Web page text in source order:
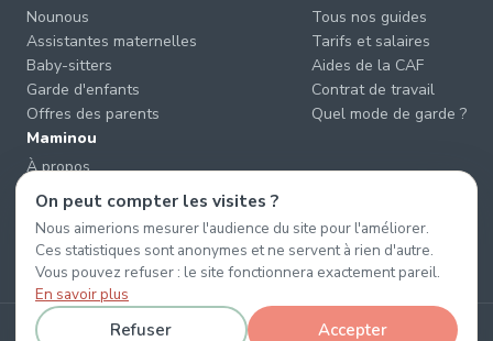
Nounous
Assistantes maternelles
Baby-sitters
Garde d'enfants
Offres des parents
Tous nos guides
Tarifs et salaires
Aides de la CAF
Contrat de travail
Quel mode de garde ?
Maminou
À propos
Nous contacter
Éviter les arnaques
CGU & CGV
Confidentialité
© 2026 Maminou · Sans surtaxe, sans engagement. ·
On peut compter les visites ?
Nous aimerions mesurer l'audience du site pour l'améliorer.
Ces statistiques sont anonymes et ne servent à rien d'autre.
Vous pouvez refuser : le site fonctionnera exactement pareil.
En savoir plus
Refuser Accepter